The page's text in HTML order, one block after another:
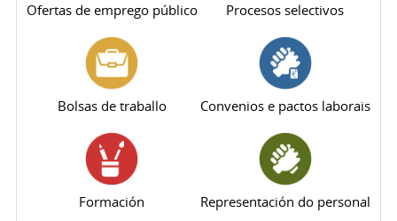
Ofertas de emprego público Procesos selectivos
Bolsas de traballo Convenios e pactos laborais
Formación Representación do personal